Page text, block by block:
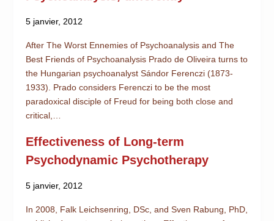
5 janvier, 2012
After The Worst Ennemies of Psychoanalysis and The
Best Friends of Psychoanalysis Prado de Oliveira turns to
the Hungarian psychoanalyst Sándor Ferenczi (1873-
1933). Prado considers Ferenczi to be the most
paradoxical disciple of Freud for being both close and
critical,…
Effectiveness of Long-term
Psychodynamic Psychotherapy
5 janvier, 2012
In 2008, Falk Leichsenring, DSc, and Sven Rabung, PhD,